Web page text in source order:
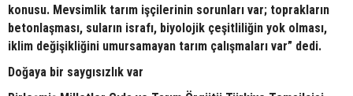
konusu. Mevsimlik tarım işçilerinin sorunları var; toprakların
betonlaşması, suların israfı, biyolojik çeşitliliğin yok olması,
iklim değişikliğini umursamayan tarım çalışmaları var” dedi.
Doğaya bir saygısızlık var